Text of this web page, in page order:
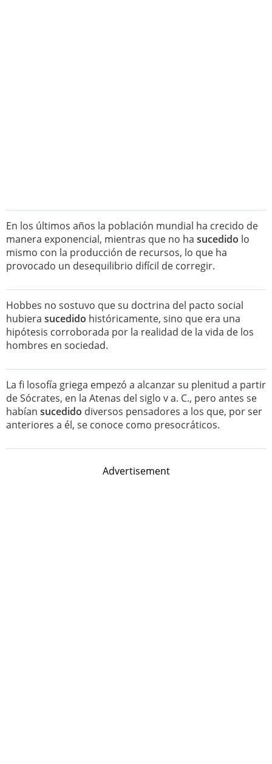
En los últimos años la población mundial ha crecido de
manera exponencial, mientras que no ha sucedido lo
mismo con la producción de recursos, lo que ha
provocado un desequilibrio difícil de corregir.
Hobbes no sostuvo que su doctrina del pacto social
hubiera sucedido históricamente, sino que era una
hipótesis corroborada por la realidad de la vida de los
hombres en sociedad.
La fi losofía griega empezó a alcanzar su plenitud a partir
de Sócrates, en la Atenas del siglo v a. C., pero antes se
habían sucedido diversos pensadores a los que, por ser
anteriores a él, se conoce como presocráticos.
Advertisement